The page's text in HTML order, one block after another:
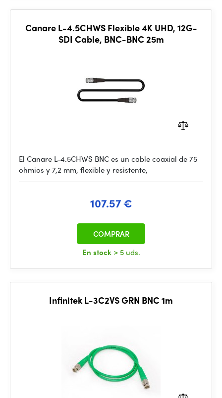
Canare L-4.5CHWS Flexible 4K UHD, 12G-
SDI Cable, BNC-BNC 25m
El Canare L-4.5CHWS BNC es un cable coaxial de 75
ohmios y 7,2 mm, flexible y resistente,
107.57 €
En stock > 5 uds.
COMPRAR
Infinitek L-3C2VS GRN BNC 1m